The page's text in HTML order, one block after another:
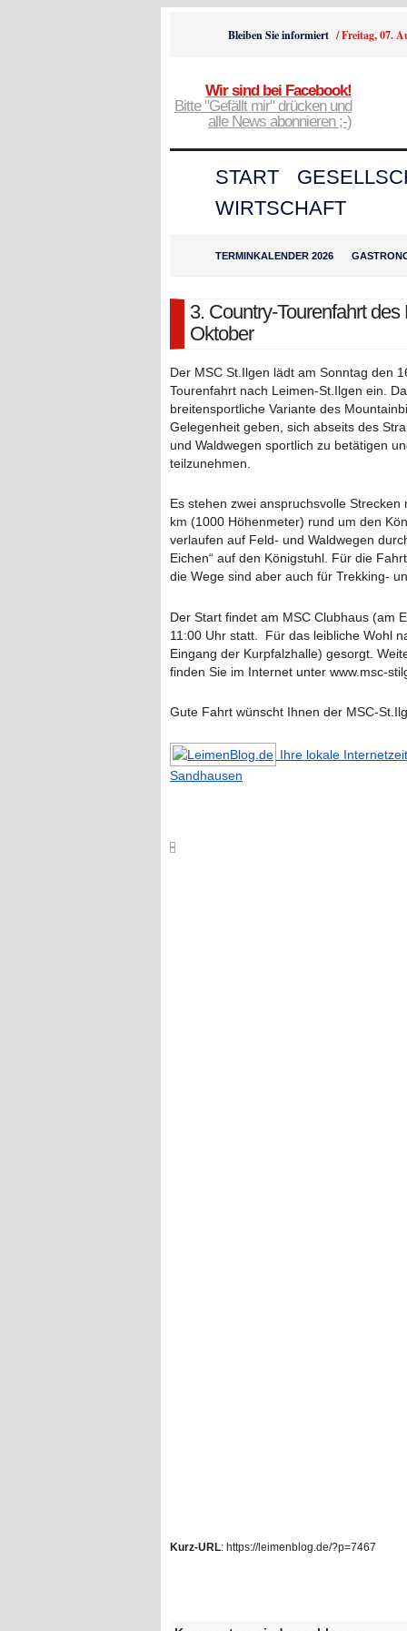
Bleiben Sie informiert /Freitag, 07.
Wir sind bei Facebook!
Bitte "Gefällt mir" drücken und
alle News abonnieren ;-)
START
WIRTSCHAFT
TERMINKALENDER 2026
3. Country-Tourenfahrt
Oktober
Der MSC St.Ilgen lädt am Sonntag den
Tourenfahrt nach Leimen-St.Ilgen ein.
breitensportliche Variante des
Gelegenheit geben, sich abseits des
und Waldwegen sportlich zu betätigen
teilzunehmen.
Es stehen zwei anspruchsvolle
km (1000 Höhenmeter) rund um den
verlaufen auf Feld- und Waldwegen
Eichen“ auf den Königstuhl. Für die
die Wege sind aber auch für Trekking-
Der Start findet am MSC Clubhaus (am
11:00 Uhr statt. Für das leibliche Wohl
Eingang der Kurpfalzhalle) gesorgt.
finden Sie im Internet unter www.msc-
Gute Fahrt wünscht Ihnen der MSC-
Ihre lokale
Sandhausen
Kurz-URL: https://leimenblog.de/?p=7467